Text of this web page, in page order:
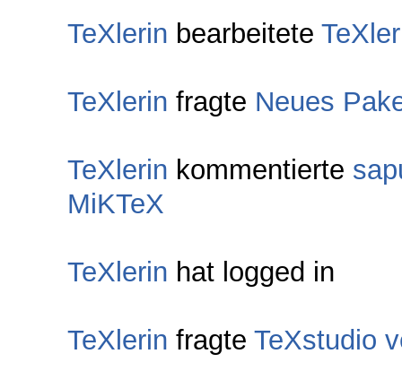
TeXlerin bearbeitete
TeXlerin fragte Neues
TeXlerin kommentierte
MiKTeX
TeXlerin hat logged in
TeXlerin fragte TeXstudio